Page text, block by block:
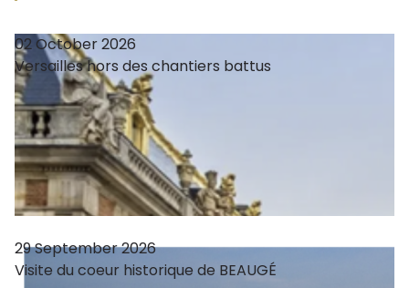
02 October 2026
Versailles hors des chantiers battus
29 September 2026
Visite du coeur historique de BEAUGÉ